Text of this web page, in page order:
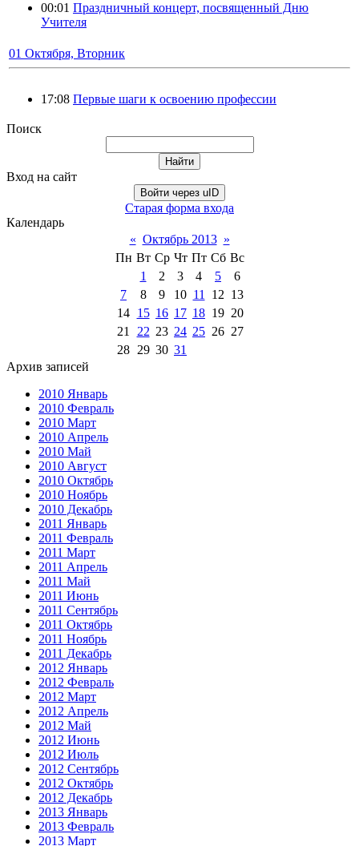
00:01 Праздничный концерт, посвященный Дню
Учителя
01 Октября, Вторник
17:08 Первые шаги к освоению профессии
Поиск
Вход на сайт
Войти через uID
Старая форма входа
Календарь
« Октябрь 2013 »
Пн Вт Ср Чт Пт Сб Вс
1
2 3 4 5
6
7
8 9 10 11 12 13
14 15 16 17 18 19 20
21
22 23 24 25 26 27
28 29 30 31
Архив записей
2010 Январь
2010 Февраль
2010 Март
2010 Апрель
2010 Май
2010 Август
2010 Октябрь
2010 Ноябрь
2010 Декабрь
2011 Январь
2011 Февраль
2011 Март
2011 Апрель
2011 Май
2011 Июнь
2011 Сентябрь
2011 Октябрь
2011 Ноябрь
2011 Декабрь
2012 Январь
2012 Февраль
2012 Март
2012 Апрель
2012 Май
2012 Июнь
2012 Июль
2012 Сентябрь
2012 Октябрь
2012 Декабрь
2013 Январь
2013 Февраль
2013 Март